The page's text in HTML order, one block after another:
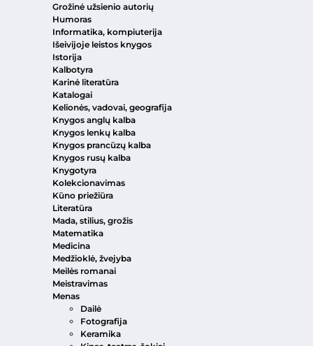
Grožinė užsienio autorių
Humoras
Informatika, kompiuterija
Išeivijoje leistos knygos
Istorija
Kalbotyra
Karinė literatūra
Katalogai
Kelionės, vadovai, geografija
Knygos anglų kalba
Knygos lenkų kalba
Knygos prancūzų kalba
Knygos rusų kalba
Knygotyra
Kolekcionavimas
Kūno priežiūra
Literatūra
Mada, stilius, grožis
Matematika
Medicina
Medžioklė, žvejyba
Meilės romanai
Meistravimas
Menas
Dailė
Fotografija
Keramika